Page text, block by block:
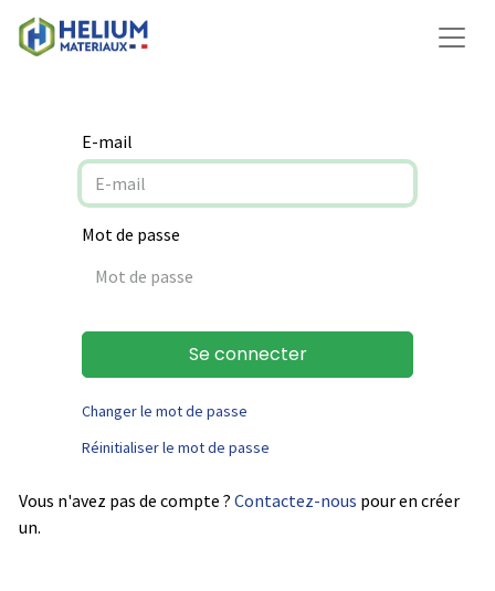
E-mail
Mot de passe
Se connecter
Changer le mot de passe
Réinitialiser le mot de passe
Vous n'avez pas de compte ? Contactez-nous pour en créer
un.